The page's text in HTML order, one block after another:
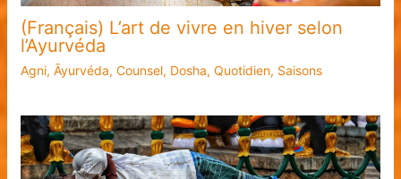
(Français) L’art de vivre en hiver selon
l’Ayurvéda
Agni, Āyurvéda, Counsel, Dosha, Quotidien, Saisons